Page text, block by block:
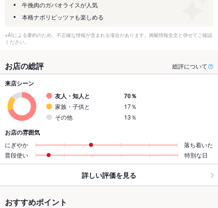
牛挽肉のガパオライスが人気
本格ナポリピッツァも楽しめる
※AIによる要約のため、不正確な情報が含まれる場合があります。掲載情報全文と併せてご確認
ください。
お店の総評 総評について
来店シーン
友人・知人と
70％
家族・子供と
17％
その他
13％
お店の雰囲気
にぎやか
落ち着いた
普段使い
特別な日
詳しい評価を見る
おすすめポイント